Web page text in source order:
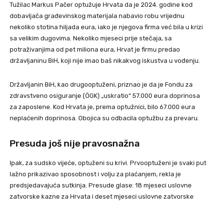
Tužilac Markus Pačer optužuje Hrvata da je 2024. godine kod
dobavljača građevinskog materijala nabavio robu vrijednu
nekoliko stotina hiljada eura, iako je njegova firma već bila u krizi
sa velikim dugovima. Nekoliko mjeseci prije stečaja, sa
potraživanjima od pet miliona eura, Hrvat je firmu predao
državljaninu BiH, koji nije imao baš nikakvog iskustva u vođenju.
Državljanin BiH, kao drugooptuženi, priznao je da je Fondu za
zdravstveno osiguranje (ÖGK) „uskratio“ 57.000 eura doprinosa
za zaposlene. Kod Hrvata je, prema optužnici, bilo 67.000 eura
neplaćenih doprinosa. Obojica su odbacila optužbu za prevaru.
Presuda još nije pravosnažna
Ipak, za sudsko vijeće, optuženi su krivi. Prvooptuženi je svaki put
lažno prikazivao sposobnost i volju za plaćanjem, rekla je
predsjedavajuća sutkinja. Presude glase: 18 mjeseci uslovne
zatvorske kazne za Hrvata i deset mjeseci uslovne zatvorske